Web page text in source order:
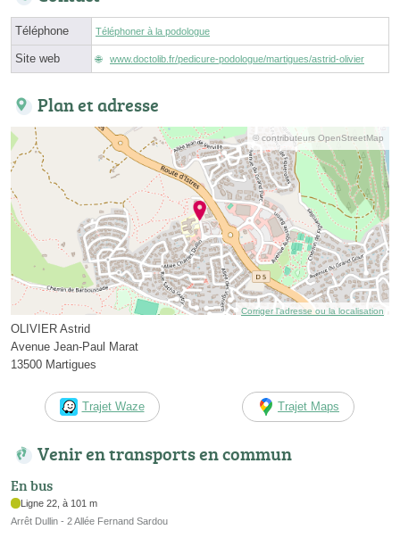
Téléphone Téléphoner à la podologue
Site web www.doctolib.fr/pedicure-podologue/martigues/astrid-olivier
Plan et adresse
© contributeurs OpenStreetMap
Corriger l’adresse ou la localisation
OLIVIER Astrid
Avenue Jean-Paul Marat
13500 Martigues
Trajet Waze Trajet Maps
Venir en transports en commun
En bus
Ligne 22, à 101 m
Arrêt Dullin - 2 Allée Fernand Sardou